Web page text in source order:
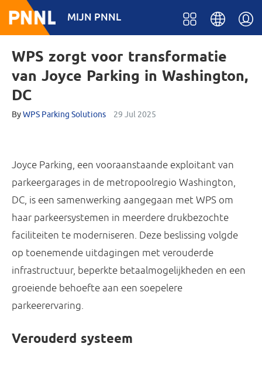
MIJN PNNL
WPS zorgt voor transformatie
van Joyce Parking in Washington,
DC
ByWPS Parking Solutions 29 Jul 2025
Joyce Parking, een vooraanstaande exploitant van
parkeergarages in de metropoolregio Washington,
DC, is een samenwerking aangegaan met WPS om
haar parkeersystemen in meerdere drukbezochte
faciliteiten te moderniseren. Deze beslissing volgde
op toenemende uitdagingen met verouderde
infrastructuur, beperkte betaalmogelijkheden en een
groeiende behoefte aan een soepelere
parkeerervaring.
Verouderd systeem